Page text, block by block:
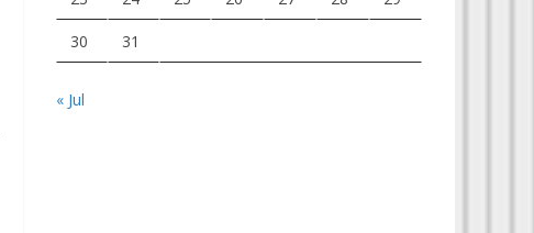
30 31
« Jul